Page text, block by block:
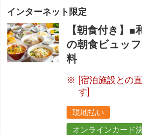
インターネット限定
【朝食付き】■
の朝食ビュッ
料
[宿泊施設との
す]
現地払い
オンラインカード